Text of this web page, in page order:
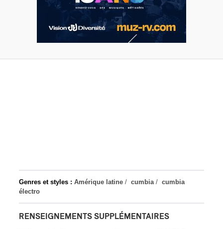
Genres et styles : Amérique latine / cumbia/ cumbia
électro
RENSEIGNEMENTS SUPPLÉMENTAIRES